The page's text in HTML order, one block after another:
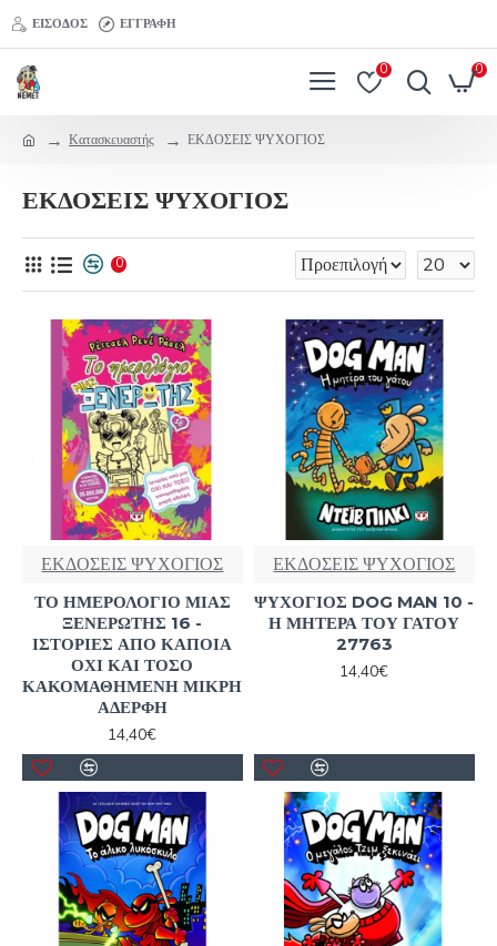
ΕΊΣΟΔΟΣ ΕΓΓΡΑΦΉ
0 0
Κατασκευαστής ΕΚΔΟΣΕΙΣ ΨΥΧΟΓΙΟΣ
ΕΚΔΟΣΕΙΣ ΨΥΧΟΓΙΟΣ
0
ΕΚΔΟΣΕΙΣ ΨΥΧΟΓΙΟΣ
ΤΟ ΗΜΕΡΟΛΟΓΙΟ ΜΙΑΣ
ΞΕΝΕΡΩΤΗΣ 16 -
ΙΣΤΟΡΙΕΣ ΑΠΟ ΚΑΠΟΙΑ
ΟΧΙ ΚΑΙ ΤΟΣΟ
ΚΑΚΟΜΑΘΗΜΕΝΗ ΜΙΚΡΗ
ΑΔΕΡΦΗ
14,40€
ΕΚΔΟΣΕΙΣ ΨΥΧΟΓΙΟΣ
ΨΥΧΟΓΙΟΣ DOG MAN 10 -
Η ΜΗΤΕΡΑ ΤΟΥ ΓΑΤΟΥ
27763
14,40€